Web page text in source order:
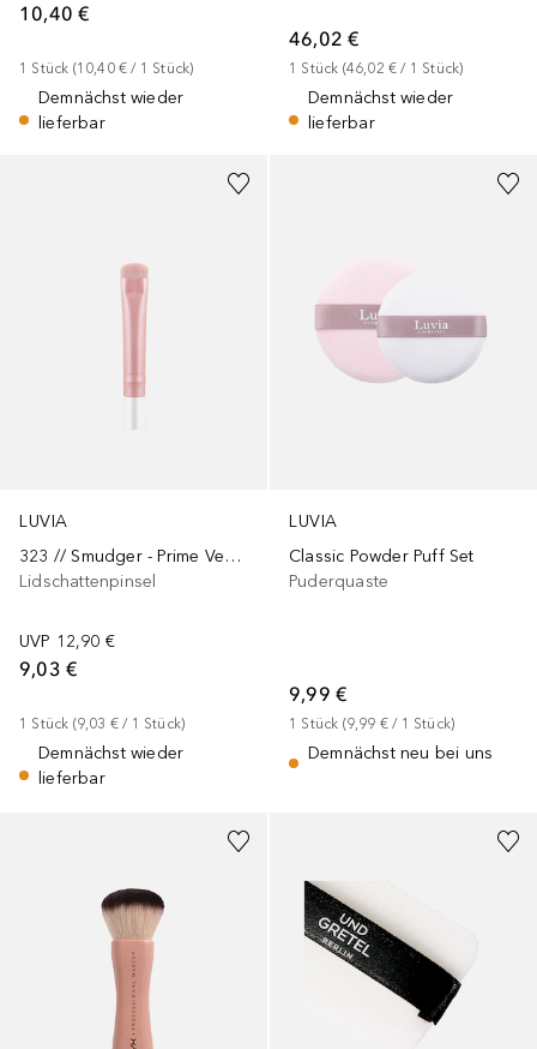
10,40 €
1 Stück (10,40 € / 1 Stück)
Demnächst wieder
lieferbar
46,02 €
1 Stück (46,02 € / 1 Stück)
Demnächst wieder
lieferbar
LUVIA
323 // Smudger - Prime Vegan Candy
Lidschattenpinsel
UVP 12,90 €
9,03 €
1 Stück (9,03 € / 1 Stück)
Demnächst wieder
lieferbar
LUVIA
Classic Powder Puff Set
Puderquaste
9,99 €
1 Stück (9,99 € / 1 Stück)
Demnächst neu bei uns